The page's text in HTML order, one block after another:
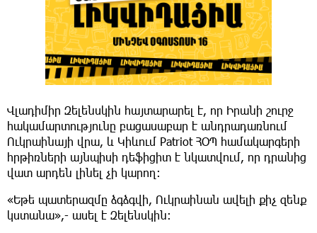
Վլադիմիր Զելենսկին հայտարարել է, որ Իրանի շուրջ
հակամարտությունը բացասաբար է անդրադառնում
Ուկրաինայի վրա, և Կիևում Patriot ՀՕՊ համակարգերի
հրթիռների այնպիսի դեֆիցիտ է նկատվում, որ դրանից
վատ արդեն լինել չի կարող։
«Եթե պատերազմը ձգձգվի, Ուկրաինան ավելի քիչ զենք
կստանա»,- ասել է Զելենսկին։